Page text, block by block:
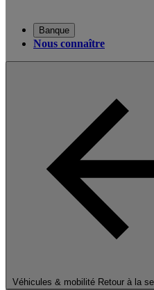
Banque
Nous connaître
Véhicules & mobilité Retour à la